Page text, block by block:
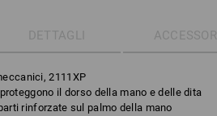
DETTAGLI ACCESSORI
2111XP
il dorso della mano e delle dita
rinforzate sul palmo della mano